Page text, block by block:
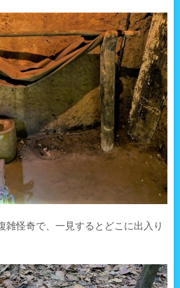
雑怪奇で、一見するとどこに出入り